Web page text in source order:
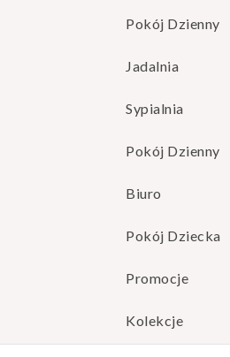
Pokój Dzienny
Jadalnia
Sypialnia
Pokój Dzienny
Biuro
Pokój Dziecka
Promocje
Kolekcje